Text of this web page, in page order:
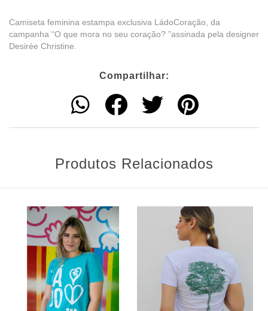
Camiseta feminina estampa exclusiva LádoCoração, da
campanha “O que mora no seu coração? ”assinada pela designer
Desirée Christine.
Compartilhar:
Produtos Relacionados